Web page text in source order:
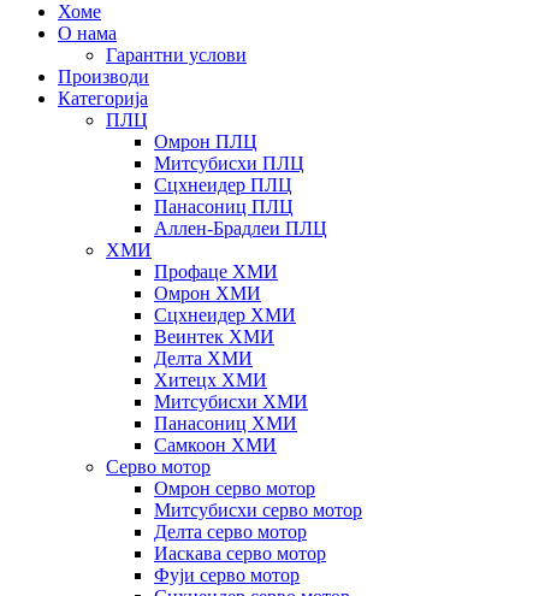
Хоме
О нама
Гарантни услови
Производи
Категорија
ПЛЦ
Омрон ПЛЦ
Митсубисхи ПЛЦ
Сцхнеидер ПЛЦ
Панасониц ПЛЦ
Аллен-Брадлеи ПЛЦ
ХМИ
Профаце ХМИ
Омрон ХМИ
Сцхнеидер ХМИ
Веинтек ХМИ
Делта ХМИ
Хитецх ХМИ
Митсубисхи ХМИ
Панасониц ХМИ
Самкоон ХМИ
Серво мотор
Омрон серво мотор
Митсубисхи серво мотор
Делта серво мотор
Иаскава серво мотор
Фуји серво мотор